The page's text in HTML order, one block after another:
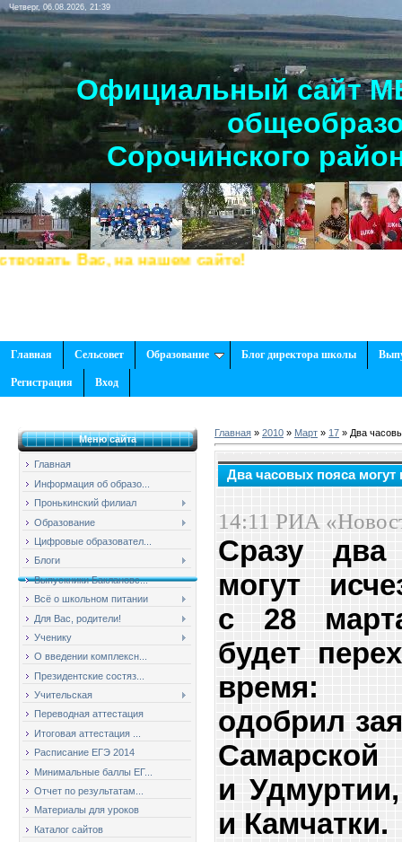
Четверг, 06.08.2026, 21:39
Официальный сайт
Сорочинского
Вас, на нашем сайте!
Главная Сельсовет Образование Блог директора школы
Регистрация Вход
Меню сайта
Главная
Информация об образо...
Пронькинский филиал
Образование
Цифровые образовател...
Блоги
Выпускники Баклановс...
Всё о школьном питании
Для Вас, родители!
Ученику
О введении комплексн...
Президентские состяз...
Учительская
Переводная аттестация
Итоговая аттестация ...
Расписание ЕГЭ 2014
Минимальные баллы ЕГ...
Отчет по результатам...
Материалы для уроков
Каталог сайтов
Главная » 2010 » Март » 17 » Два
Два часовых пояса могут
14:11 РИА
Сразу два
могут
с 28
будет
время:
одобрил
и
и Камчатки.